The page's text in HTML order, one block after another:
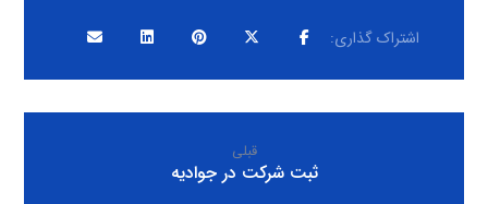
قبلی
ثبت شرکت در جوادیه